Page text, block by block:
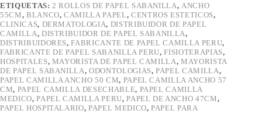
ETIQUETAS: 2 ROLLOS DE PAPEL SABANILLA, ANCHO
55CM, BLANCO,CAMILLA PAPEL, CENTROS ESTETICOS,
CLINICAS, DERMATOLOGIA, DISTRIBUIDOR DE PAPEL
CAMILLA, DISTRIBUIDOR DE PAPEL SABANILLA,
DISTRIBUIDORES,FABRICANTE DE PAPEL CAMILLA PERU,
FABRICANTE DE PAPEL SABANILLA PERU,FISIOTERAPIAS,
HOSPITALES, MAYORISTA DE PAPEL CAMILLA,MAYORISTA
DE PAPEL SABANILLA,ODONTOLOGIAS,PAPEL CAMILLA,
PAPEL CAMILLA ANCHO 50 CM, PAPEL CAMILLA ANCHO 57
CM, PAPEL CAMILLA DESECHABLE, PAPEL CAMILLA
MEDICO,PAPEL CAMILLA PERU,PAPEL DE ANCHO 47CM,
PAPEL HOSPITALARIO,PAPEL MEDICO,PAPEL PARA